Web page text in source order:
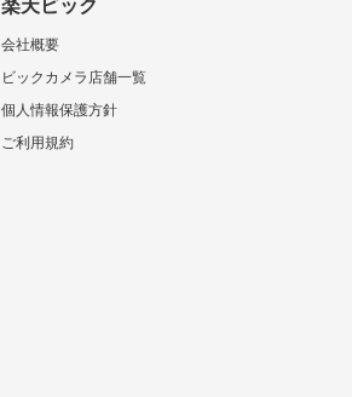
楽天ビック
会社概要
ビックカメラ店舗一覧
個人情報保護方針
ご利用規約